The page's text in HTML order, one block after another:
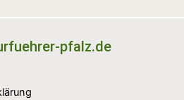
pfalz.de